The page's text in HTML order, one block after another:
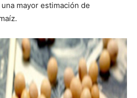
mayor estimación de